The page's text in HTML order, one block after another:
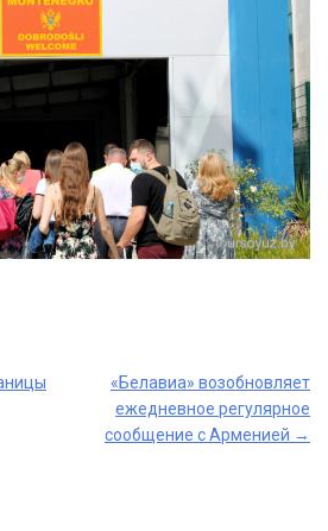
«Белавиа» возобновляет
ежедневное регулярное
сообщение c Арменией →